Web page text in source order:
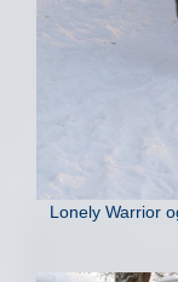
Lonely Warrior